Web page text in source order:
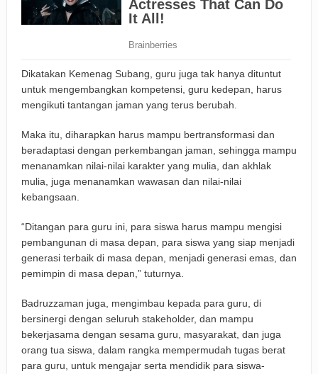
Dikatakan Kemenag Subang, guru juga tak hanya dituntut
untuk mengembangkan kompetensi, guru kedepan, harus
mengikuti tantangan jaman yang terus berubah.
Maka itu, diharapkan harus mampu bertransformasi dan
beradaptasi dengan perkembangan jaman, sehingga mampu
menanamkan nilai-nilai karakter yang mulia, dan akhlak
mulia, juga menanamkan wawasan dan nilai-nilai
kebangsaan.
“Ditangan para guru ini, para siswa harus mampu mengisi
pembangunan di masa depan, para siswa yang siap menjadi
generasi terbaik di masa depan, menjadi generasi emas, dan
pemimpin di masa depan,” tuturnya.
Badruzzaman juga, mengimbau kepada para guru, di
bersinergi dengan seluruh stakeholder, dan mampu
bekerjasama dengan sesama guru, masyarakat, dan juga
orang tua siswa, dalam rangka mempermudah tugas berat
para guru, untuk mengajar serta mendidik para siswa-